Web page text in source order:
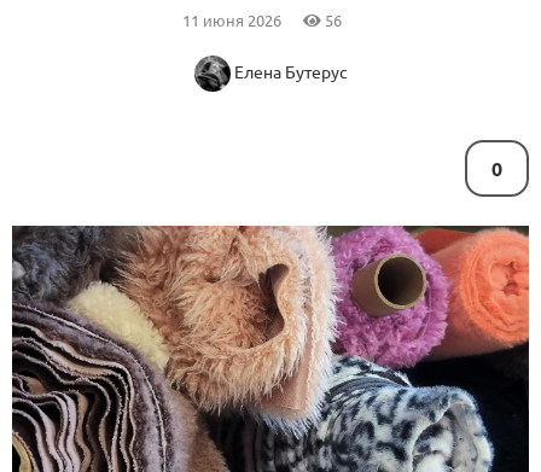
11 июня 2026 56
Елена Бутерус
0